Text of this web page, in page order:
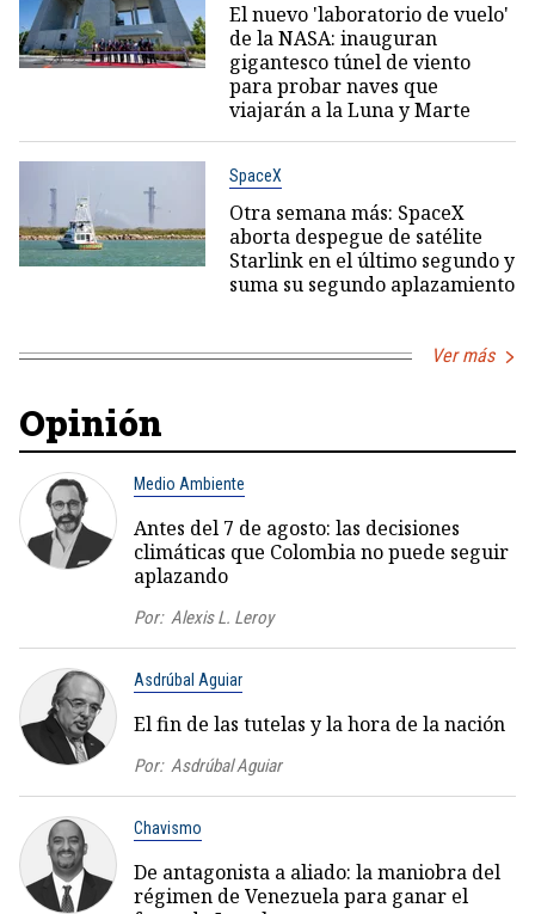
El nuevo 'laboratorio de vuelo'
de la NASA: inauguran
gigantesco túnel de viento
para probar naves que
viajarán a la Luna y Marte
SpaceX
Otra semana más: SpaceX
aborta despegue de satélite
Starlink en el último segundo y
suma su segundo aplazamiento
Ver más
Opinión
Medio Ambiente
Antes del 7 de agosto: las decisiones
climáticas que Colombia no puede seguir
aplazando
Por: Alexis L. Leroy
Asdrúbal Aguiar
El fin de las tutelas y la hora de la nación
Por: Asdrúbal Aguiar
Chavismo
De antagonista a aliado: la maniobra del
régimen de Venezuela para ganar el